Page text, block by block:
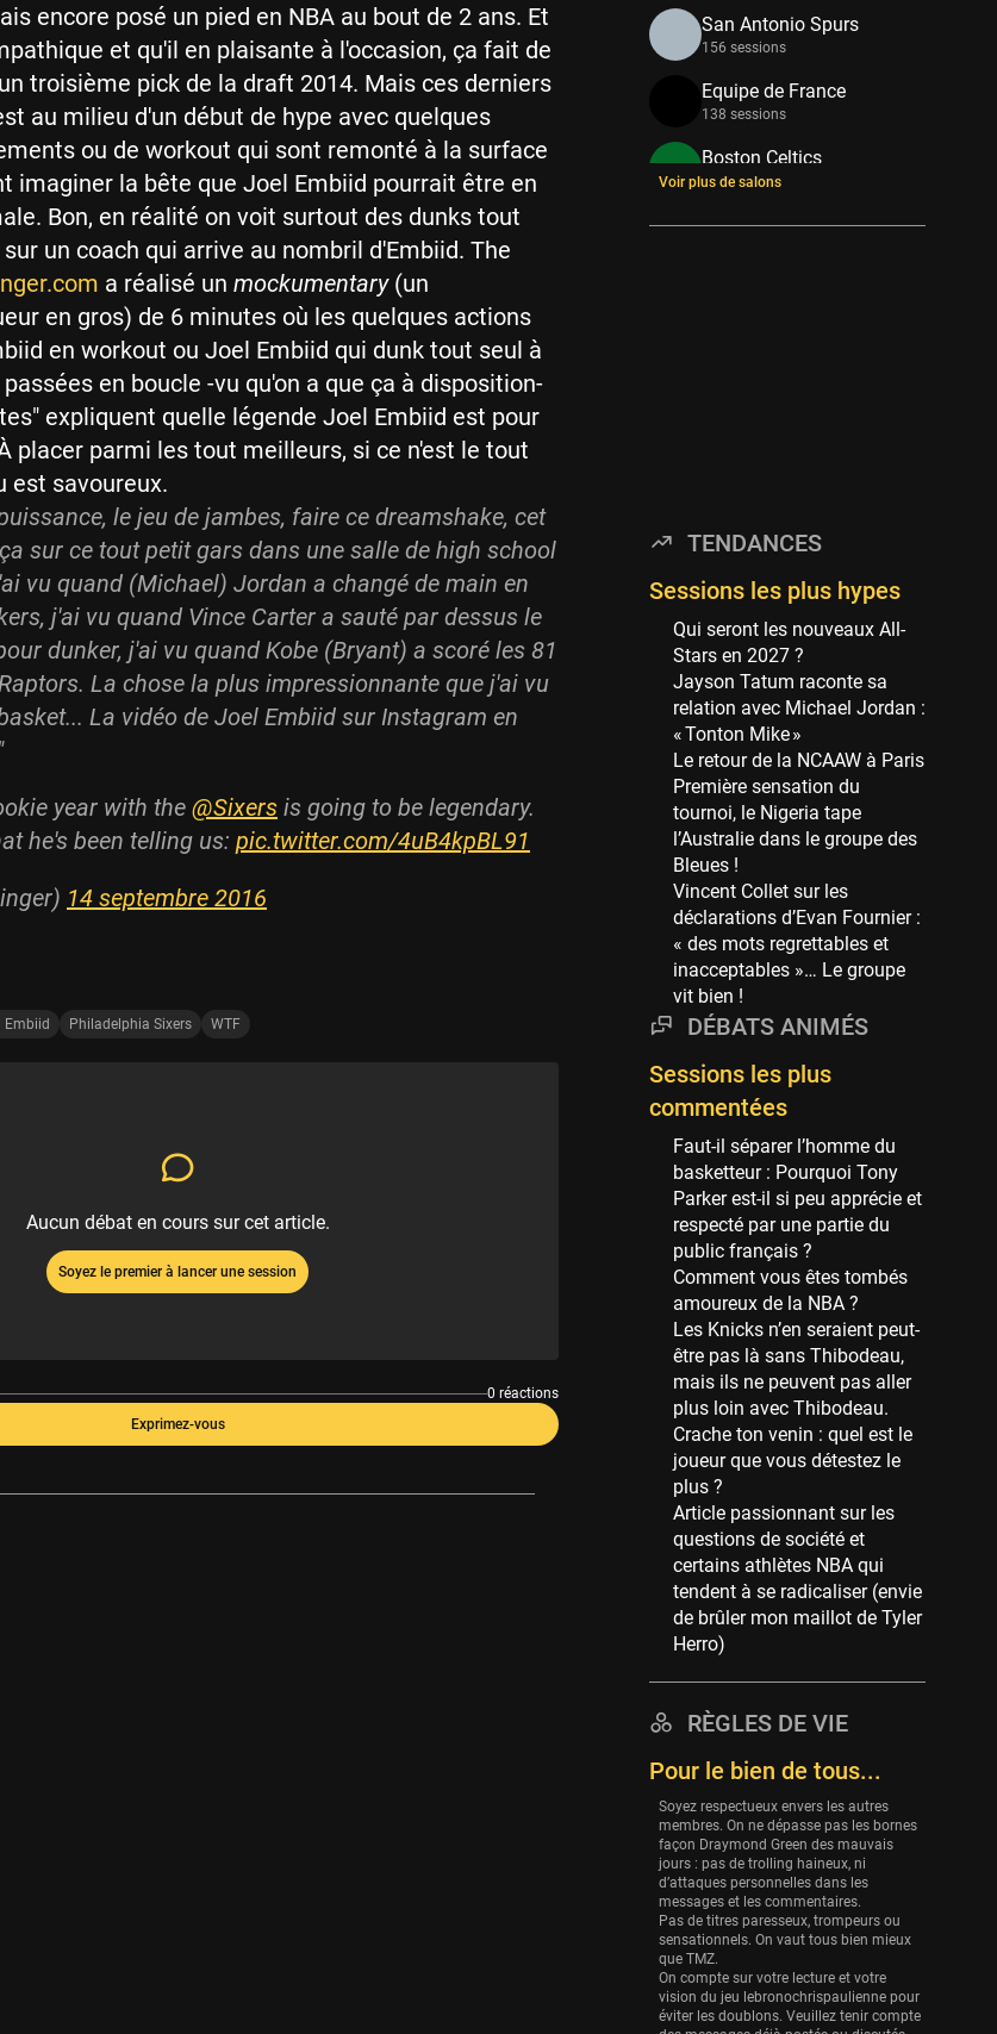
encore posé un pied en NBA au bout de 2 ans. Et
et qu'il en plaisante à l'occasion, ça fait de
troisième pick de la draft 2014. Mais ces derniers
au milieu d'un début de hype avec quelques
ou de workout qui sont remonté à la surface
imaginer la bête que Joel Embiid pourrait être en
Bon, en réalité on voit surtout des dunks tout
un coach qui arrive au nombril d'Embiid. The
a réalisé un mockumentary(un
en gros) de 6 minutes où les quelques actions
en workout ou Joel Embiid qui dunk tout seul à
en boucle -vu qu'on a que ça à disposition-
expliquent quelle légende Joel Embiid est pour
placer parmi les tout meilleurs, si ce n'est le tout
est savoureux.
le jeu de jambes, faire ce dreamshake, cet
sur ce tout petit gars dans une salle de high school
vu quand (Michael) Jordan a changé de main en
j'ai vu quand Vince Carter a sauté par dessus le
dunker, j'ai vu quand Kobe (Bryant) a scoré les 81
La chose la plus impressionnante que j'ai vu
La vidéo de Joel Embiid sur Instagram en
year with the @Sixers is going to be legendary.
he's been telling us: pic.twitter.com/4uB4kpBL91
14 septembre 2016
Embiid Philadelphia Sixers WTF
Aucun débat en cours sur cet article.
Soyez le premier à lancer une session
0 réactions
Exprimez-vous
San Antonio Spurs
156 sessions
Equipe de France
138 sessions
Boston Celtics
133 sessions
New York Knicks
Philadelphia Sixers
89 sessions
Milwaukee Bucks
82 sessions
Hoop Culture
73 sessions
Oklahoma City Thunder
69 sessions
Phoenix Suns
69 sessions
Miami Heat
63 sessions
Los Angeles Clippers
61 sessions
Indiana Pacers
New Orleans Pelicans
53 sessions
Jeux Olympiques
52 sessions
Atlanta Hawks
45 sessions
Chicago Bulls
41 sessions
Memphis Grizzlies
39 sessions
Cleveland Cavaliers
Orlando Magic
36 sessions
Euroleague
34 sessions
Charlotte Hornets
32 sessions
31 sessions
Washington Wizards
29 sessions
Portland Trail Blazers
27 sessions
Eurobasket
25 sessions
Detroit Pistons
25 sessions
Brooklyn Nets
Voir plus de salons
TENDANCES
Sessions les plus hypes
Qui seront les nouveaux All-
Stars en 2027 ?
Jayson Tatum raconte sa
relation avec Michael Jordan :
« Tonton Mike »
Le retour de la NCAAW à Paris
Première sensation du
tournoi, le Nigeria tape
l’Australie dans le groupe des
Bleues !
Vincent Collet sur les
déclarations d’Evan Fournier :
« des mots regrettables et
inacceptables »… Le groupe
vit bien !
DÉBATS ANIMÉS
Sessions les plus
commentées
Faut-il séparer l’homme du
basketteur : Pourquoi Tony
Parker est-il si peu apprécie et
respecté par une partie du
public français ?
Comment vous êtes tombés
amoureux de la NBA ?
Les Knicks n’en seraient peut-
être pas là sans Thibodeau,
mais ils ne peuvent pas aller
plus loin avec Thibodeau.
Crache ton venin : quel est le
joueur que vous détestez le
plus ?
Article passionnant sur les
questions de société et
certains athlètes NBA qui
tendent à se radicaliser (envie
de brûler mon maillot de Tyler
Herro)
RÈGLES DE VIE
Pour le bien de tous...
Soyez respectueux envers les autres
membres. On ne dépasse pas les bornes
façon Draymond Green des mauvais
jours : pas de trolling haineux, ni
d’attaques personnelles dans les
messages et les commentaires.
Pas de titres paresseux, trompeurs ou
sensationnels. On vaut tous bien mieux
que TMZ.
On compte sur votre lecture et votre
vision du jeu lebronochrispaulienne pour
éviter les doublons. Veuillez tenir compte